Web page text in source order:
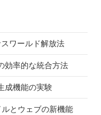
ワールド解放法
効率的な統合方法
成機能の実験
とウェブの新機能